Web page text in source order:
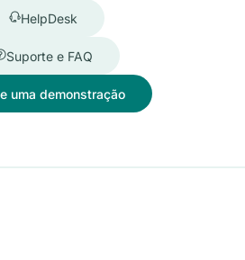
HelpDesk
Suporte e FAQ
uma demonstração